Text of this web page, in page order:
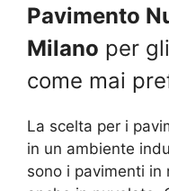
Pavimento
Milano per
come mai
La scelta per i
in un ambiente
sono i pavimenti in